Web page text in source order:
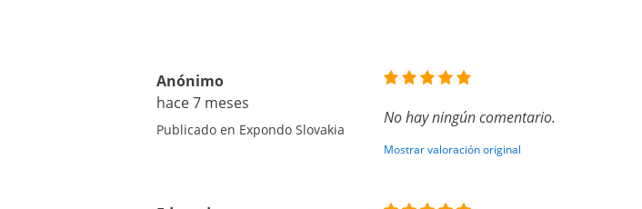
Anónimo
hace 7 meses
Publicado en Expondo Slovakia
No hay ningún comentario.
Mostrar valoración original